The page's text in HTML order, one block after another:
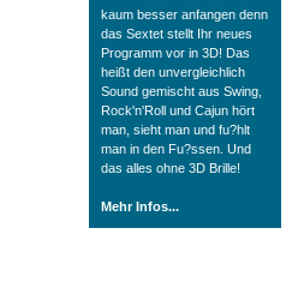
kaum besser anfangen denn
das Sextet stellt Ihr neues
Programm vor in 3D! Das
heißt den unvergleichlich
Sound gemischt aus Swing,
Rock'n'Roll und Cajun hört
man, sieht man und fu?hlt
man in den Fu?ssen. Und
das alles ohne 3D Brille!
Mehr Infos...